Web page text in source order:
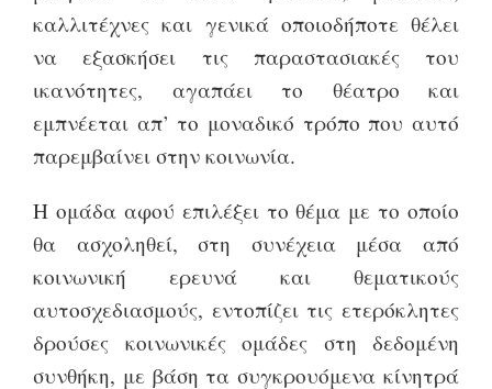
καλλιτέχνες και γενικά οποιοδήποτε θέλει
να εξασκήσει τις παραστασιακές του
ικανότητες, αγαπάει το θέατρο και
εμπνέεται απ’ το μοναδικό τρόπο που αυτό
παρεμβαίνει στην κοινωνία.
Η ομάδα αφού επιλέξει το θέμα με το οποίο
θα ασχοληθεί, στη συνέχεια μέσα από
κοινωνική ερευνά και θεματικούς
αυτοσχεδιασμούς, εντοπίζει τις ετερόκλητες
δρούσες κοινωνικές ομάδες στη δεδομένη
συνθήκη, με βάση τα συγκρουόμενα κίνητρά